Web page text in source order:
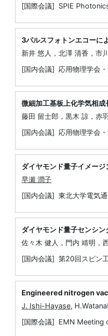
[国際会議] SPIE
3パルスフォトンエコーに
新井 悠人，北澤 清香，市
[国内会議] 応用物理学会
微細加工基板上化学気相
藤田 留士郎，黒木 諒，赤
[国内会議] 応用物理学会
ダイヤモンド量子イメー
早瀬 潤子
[国内会議] 東北大学電気
ダイヤモンド量子センシ
佐々木 健人，門内 靖明，
[国内会議] 第20回スピン
Engineered nitrogen
J. Ishi-Hayase,
[国際会議] EMN Meeting